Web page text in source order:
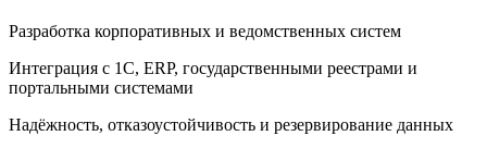
Разработка корпоративных и ведомственных систем
Интеграция с 1С, ERP, государственными реестрами и
портальными системами
Надёжность, отказоустойчивость и резервирование данных